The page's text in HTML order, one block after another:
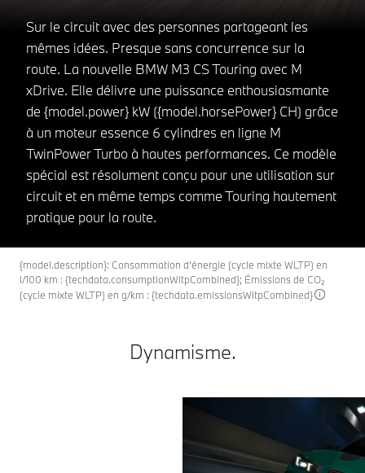
Sur le circuit avec des personnes partageant les
mêmes idées. Presque sans concurrence sur la
route. La nouvelle BMW M3 CS Touring avec M
xDrive. Elle délivre une puissance enthousiasmante
de {model.power} kW ({model.horsePower} CH) grâce
à un moteur essence 6 cylindres en ligne M
TwinPower Turbo à hautes performances. Ce modèle
spécial est résolument conçu pour une utilisation sur
circuit et en même temps comme Touring hautement
pratique pour la route.
{model.description}: Consommation d'énergie (cycle mixte WLTP) en
l/100 km : {techdata.consumptionWltpCombined}; Émissions de CO₂
(cycle mixte WLTP) en g/km : {techdata.emissionsWltpCombined}
Dynamisme.